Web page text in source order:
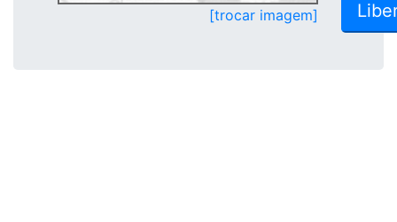
[trocar imagem]